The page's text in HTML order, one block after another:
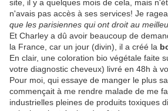
site, il y a quelques mois de cela, mais
n'avais pas accès à ses services! Je
que les parisiennes qui ont droit au
Et Charley a dû avoir beaucoup de
la France, car un jour (divin), il a créé la
En clair, une coloration bio végétale faite
votre diagnostic cheveux) livré en 48h à
Pour moi, qui essaye de manger le plus
commençait à me rendre malade de me
industrielles pleines de produits toxiques